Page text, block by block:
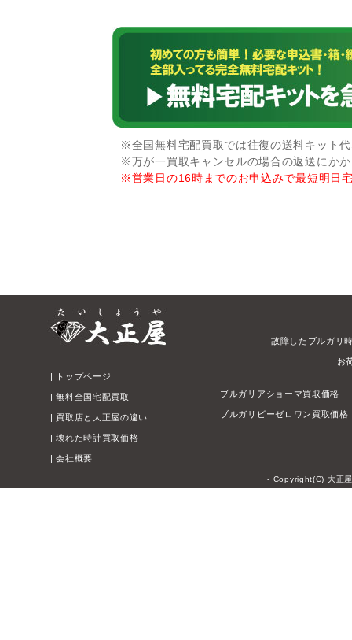
※全国無料宅配買取では往復の送料キット
※万が一買取キャンセルの場合の返送にか
※営業日の16時までのお申込みで最短明日
| トップページ
|無料全国宅配買取
| 買取店と大正屋の違い
|壊れた時計買取価格
|会社概要
故障したブルガリ
お
ブルガリアショーマ買取価格
ブルガリビーゼロワン買取価格
- Copyright(C) 大正